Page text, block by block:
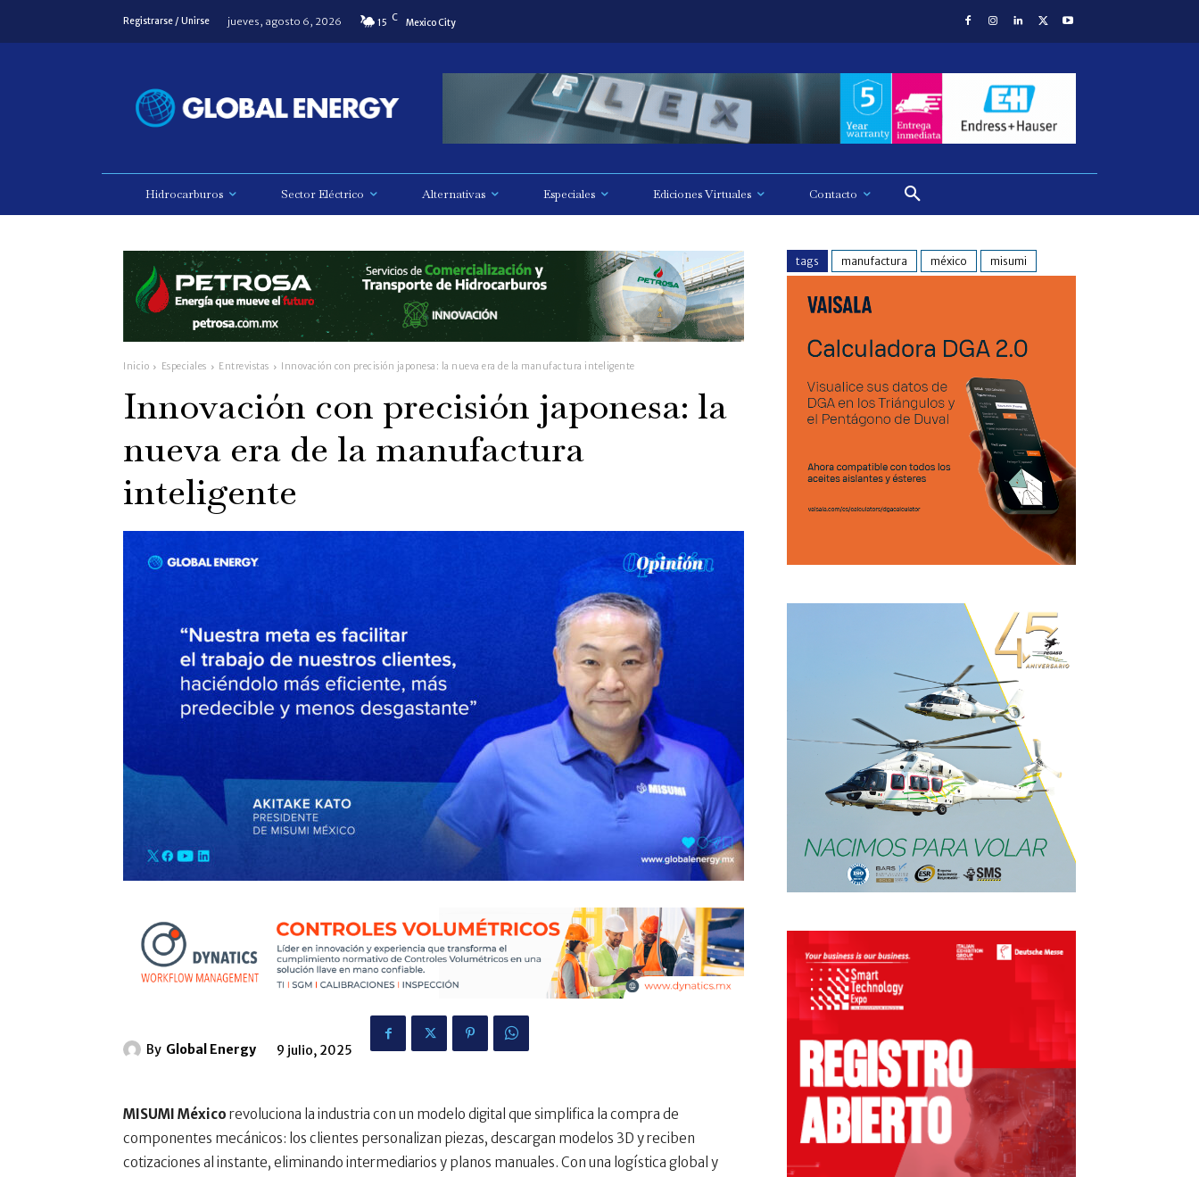
Registrarse / Unirse jueves, agosto 6, 2026 15 C Mexico City
Hidrocarburos Sector Eléctrico Alternativas Especiales Ediciones Virtuales Contacto
Inicio Especiales Entrevistas Innovación con precisión japonesa: la nueva era de la manufactura inteligente
Innovación con precisión japonesa: la
nueva era de la manufactura
inteligente
By Global Energy 9 julio, 2025
MISUMI México revoluciona la industria con un modelo digital que simplifica la compra de
componentes mecánicos: los clientes personalizan piezas, descargan modelos 3D y reciben
cotizaciones al instante, eliminando intermediarios y planos manuales. Con una logística global y
tags manufactura méxico misumi